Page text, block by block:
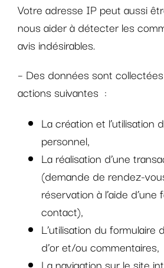
Votre adresse IP peut aussi
nous aider à détecter les
avis indésirables.
– Des données sont
actions suivantes :
La création et l’utilisation
personnel,
La réalisation d’une
(demande de rendez-
réservation à l’aide
contact),
L’utilisation du formulaire
d’or et/ou commentaires,